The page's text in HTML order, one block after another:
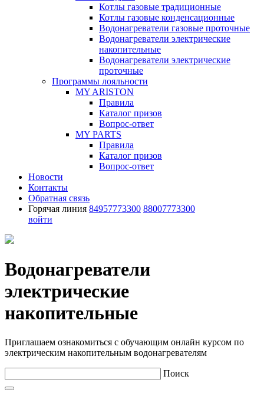
Котлы газовые традиционные
Котлы газовые конденсационные
Водонагреватели газовые проточные
Водонагреватели электрические
накопительные
Водонагреватели электрические
проточные
Программы лояльности
MY ARISTON
Правила
Каталог призов
Вопрос-ответ
MY PARTS
Правила
Каталог призов
Вопрос-ответ
Новости
Контакты
Обратная связь
Горячая линия 84957773300 88007773300
войти
Водонагреватели
электрические
накопительные
Приглашаем ознакомиться с обучающим онлайн курсом по
электрическим накопительным водонагревателям
Поиск